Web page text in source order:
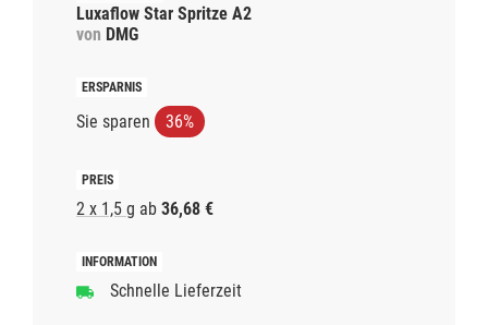
Luxaflow Star Spritze A2
von DMG
Sie sparen 36%
2 x 1,5 g ab 36,68 €
Schnelle Lieferzeit